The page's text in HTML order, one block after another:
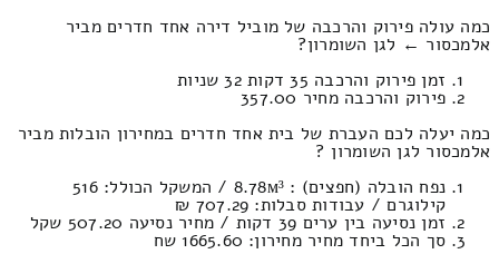
כמה עולה פירוק והרכבה של מוביל דירה אחד חדרים מביר
אלמכסור ← לגן השומרון?
זמן פירוק והרכבה 35 דקות 32 שניות
פירוק והרכבה מחיר 357.00
כמה יעלה לכם העברת של בית אחד חדרים במחירון הובלות מביר
אלמכסור לגן השומרון ?
נפח הובלה (חפצים) : 8.78м³ / המשקל הכולל: 516
קילוגרם / עבודות סבלות: 707.29 ₪
זמן נסיעה בין ערים 39 דקות / מחיר נסיעה 507.20 שקל
סך הכל ביחד מחיר מחירון: 1665.60 שח